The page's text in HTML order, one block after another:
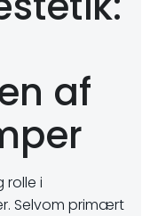
af
rolle i
Selvom primært